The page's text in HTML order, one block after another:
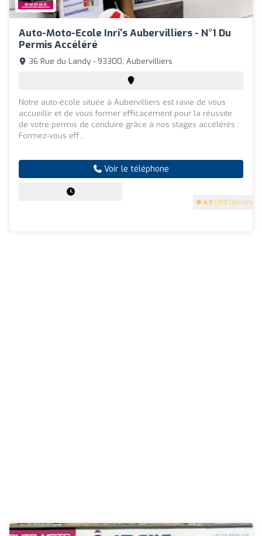
Auto-Moto-Ecole Inri's Aubervilliers - N°1 Du
Permis Accéléré
4.9 (199 Opinions)
36 Rue du Landy - 93300, Aubervilliers
Notre auto-école située à Aubervilliers est ravie de vous
accueillir et de vous former efficacement pour la réussite
de votre permis de conduire grâce à nos stages accélérés :
Formez-vous eff...
Voir le téléphone